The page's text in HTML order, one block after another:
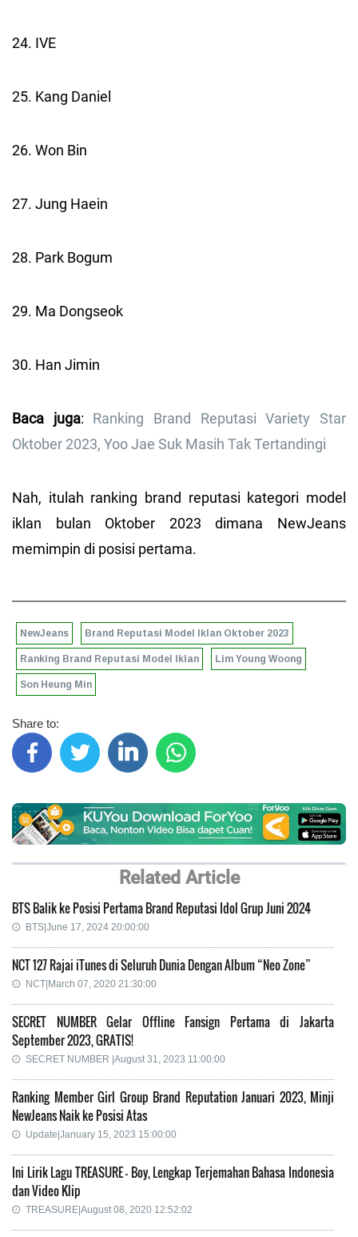
24. IVE
25. Kang Daniel
26. Won Bin
27. Jung Haein
28. Park Bogum
29. Ma Dongseok
30. Han Jimin
Baca juga: Ranking Brand Reputasi Variety Star
Oktober 2023, Yoo Jae Suk Masih Tak Tertandingi
Nah, itulah ranking brand reputasi kategori model
iklan bulan Oktober 2023 dimana NewJeans
memimpin di posisi pertama.
NewJeans Brand Reputasi Model Iklan Oktober 2023
Ranking Brand Reputasi Model Iklan Lim Young Woong
Son Heung Min
Share to:
Related Article
BTS Balik ke Posisi Pertama Brand Reputasi Idol Grup Juni 2024
BTS|June 17, 2024 20:00:00
NCT 127 Rajai iTunes di Seluruh Dunia Dengan Album “Neo Zone”
NCT|March 07, 2020 21:30:00
SECRET NUMBER Gelar Offline Fansign Pertama di Jakarta
September 2023, GRATIS!
SECRET NUMBER |August 31, 2023 11:00:00
Ranking Member Girl Group Brand Reputation Januari 2023, Minji
NewJeans Naik ke Posisi Atas
Update|January 15, 2023 15:00:00
Ini Lirik Lagu TREASURE - Boy, Lengkap Terjemahan Bahasa Indonesia
dan Video Klip
TREASURE|August 08, 2020 12:52:02